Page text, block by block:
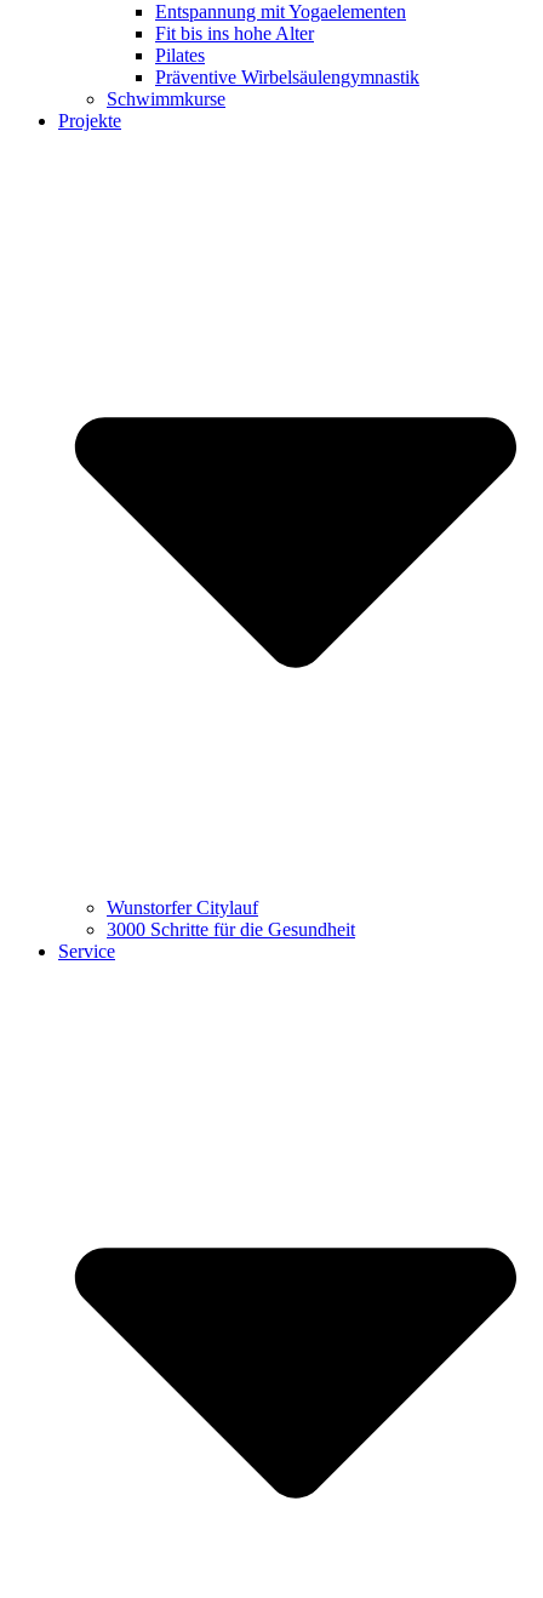
Entspannung mit Yogaelementen
Fit bis ins hohe Alter
Pilates
Präventive Wirbelsäulengymnastik
Schwimmkurse
Projekte
Wunstorfer Citylauf
3000 Schritte für die Gesundheit
Service